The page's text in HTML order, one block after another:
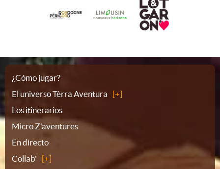
Plano
del
sitio
¿Cómo jugar?
El universo Tèrra Aventura
Los itinerarios
Micro Z'aventures
En directo
Collab'